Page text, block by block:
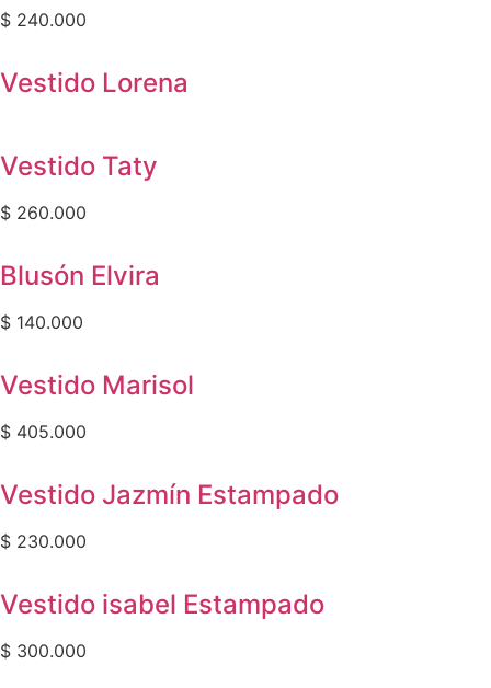
$ 240.000
Vestido Lorena
Vestido Taty
$ 260.000
Blusón Elvira
$ 140.000
Vestido Marisol
$ 405.000
Vestido Jazmín Estampado
$ 230.000
Vestido isabel Estampado
$ 300.000